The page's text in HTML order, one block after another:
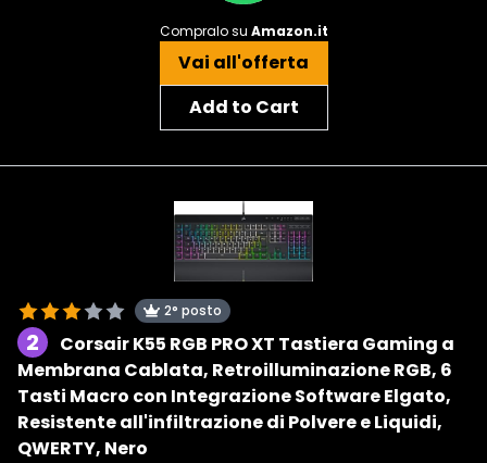
Compralo su Amazon.it
Vai all'offerta
Add to Cart
2° posto
2
Corsair K55 RGB PRO XT Tastiera Gaming a
Membrana Cablata, Retroilluminazione RGB, 6
Tasti Macro con Integrazione Software Elgato,
Resistente all'infiltrazione di Polvere e Liquidi,
QWERTY, Nero